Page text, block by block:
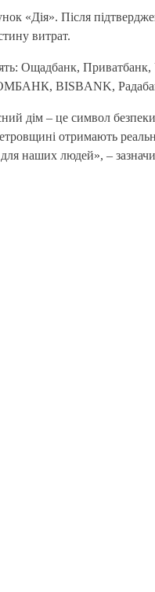
«Дія». Після
витрат.
Ощадбанк,
BISBANK,
дім – це символ
отримають
наших людей», –